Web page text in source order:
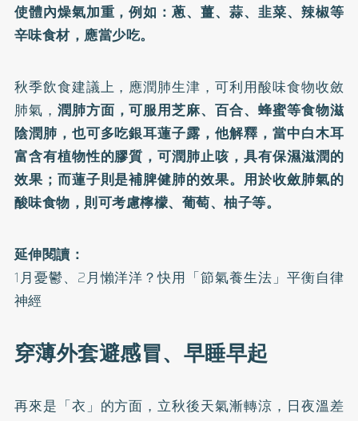
使體內燥氣加重，例如：蔥、薑、蒜、韭菜、辣椒等
辛味食材，應當少吃。
秋季飲食建議上，應潤肺生津，可利用酸味食物收斂
肺氣， 潤肺方面，可服用芝麻、百合、蜂蜜等食物滋
陰潤肺，也可多吃銀耳蓮子露，他解釋，當中白木耳
富含有植物性的膠質，可潤肺止咳，具有保濕滋潤的
效果；而蓮子則是補脾健肺的效果。用於收斂肺氣的
酸味食物，則可考慮檸檬、葡萄、柚子等。
延伸閱讀：
1月憂鬱、2月懶洋洋？快用「節氣養生法」平衡自律
神經
穿薄外套避感冒、早睡早起
再來是「衣」的方面，立秋後天氣漸轉涼，日夜溫差